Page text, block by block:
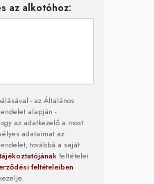
az alkotóhoz:
- az Általános
alapján -
az adatkezelő a most
adataimat az
továbbá a saját
feltételei
feltételeiben